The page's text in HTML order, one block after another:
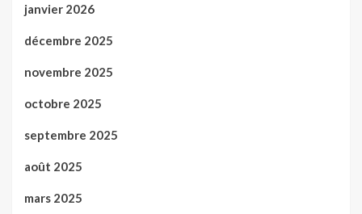
janvier 2026
décembre 2025
novembre 2025
octobre 2025
septembre 2025
août 2025
mars 2025